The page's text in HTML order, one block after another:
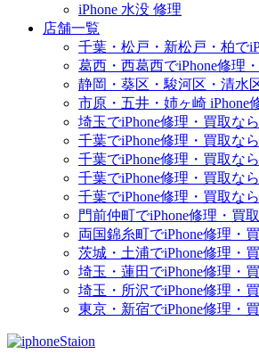
iPhone 水没 修理
店舗一覧
千葉・松戸・新松戸・柏で
葛西・西葛西でiPhone修理
静岡・葵区・駿河区・清水
市原・五井・姉ヶ崎 iPhone
埼玉でiPhone修理・買取な
千葉でiPhone修理・買取な
千葉でiPhone修理・買取な
千葉でiPhone修理・買取な
千葉でiPhone修理・買取な
門前仲町でiPhone修理・買
両国錦糸町でiPhone修理・
茨城・土浦でiPhone修理・
埼玉・蓮田でiPhone修理・
埼玉・所沢でiPhone修理・
東京・新宿でiPhone修理・